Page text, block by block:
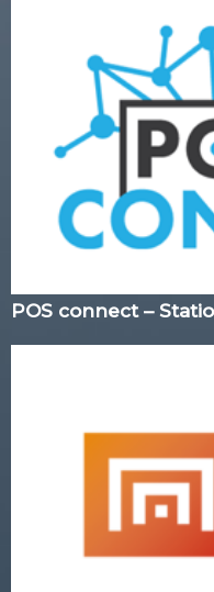
POS connect –